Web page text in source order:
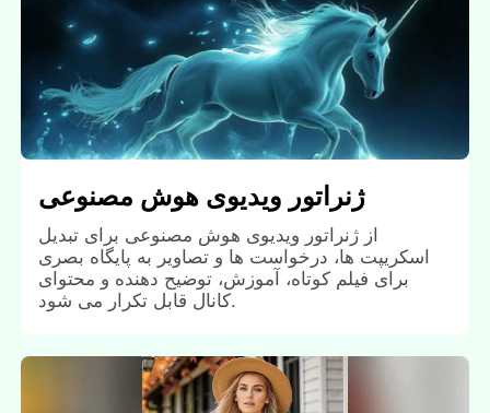
ژنراتور ویدیوی هوش مصنوعی
از ژنراتور ویدیوی هوش مصنوعی برای تبدیل
اسکریپت ها، درخواست ها و تصاویر به پایگاه بصری
برای فیلم کوتاه، آموزش، توضیح دهنده و محتوای
کانال قابل تکرار می شود.